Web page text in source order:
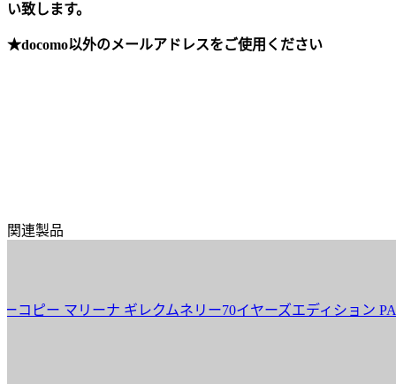
い致します。
★docomo以外のメールアドレスをご使用ください
関連製品
ー マリーナ ギレクムネリー70イヤーズエディション